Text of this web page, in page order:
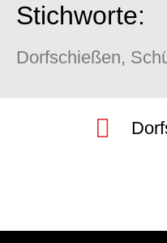
Stichworte:
Dorfschießen,